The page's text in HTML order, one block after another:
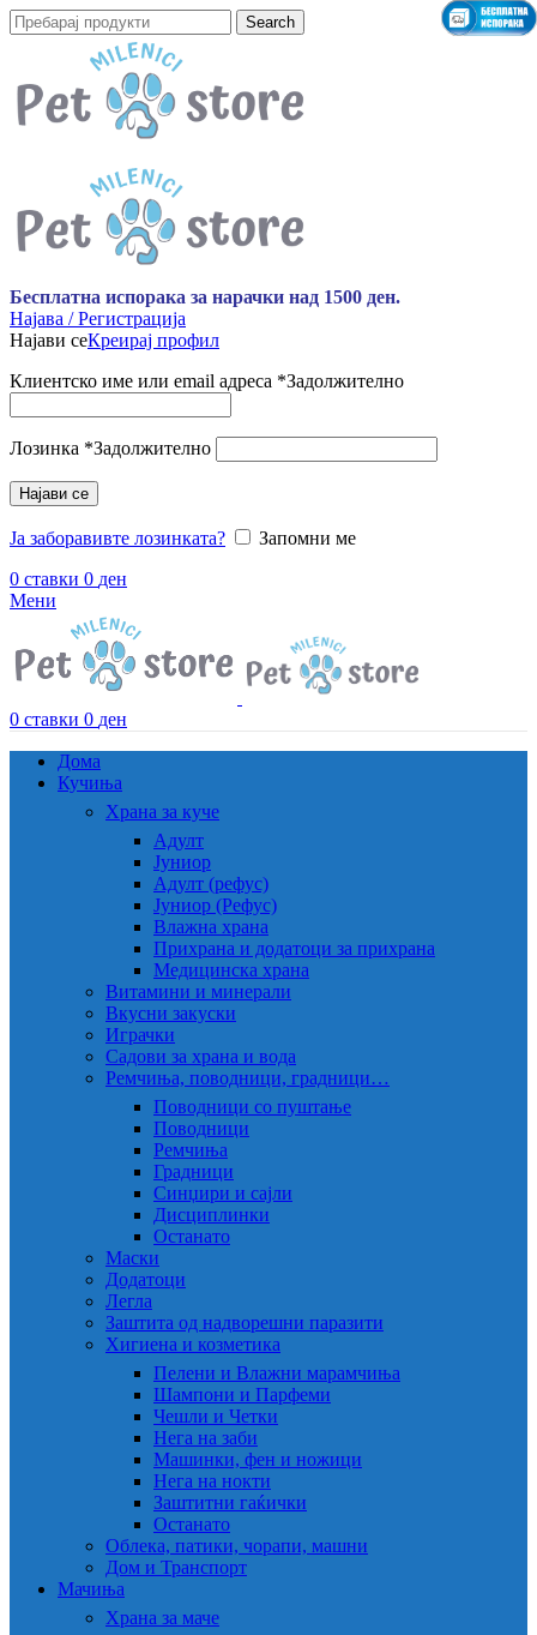
Search
Бесплатна испорака за нарачки над 1500 ден.
Најава / Регистрација
Најави сеКреирај профил
Клиентско име или email адреса *Задолжително
Лозинка *Задолжително
Најави се
Ја заборавивте лозинката?
Запомни ме
0 ставки 0 ден
Мени
0 ставки 0 ден
Дома
Кучиња
Храна за куче
Адулт
Јуниор
Адулт (рефус)
Јуниор (Рефус)
Влажна храна
Прихрана и додатоци за прихрана
Медицинска храна
Витамини и минерали
Вкусни закуски
Играчки
Садови за храна и вода
Ремчиња, поводници, градници…
Поводници со пуштање
Поводници
Ремчиња
Градници
Синџири и сајли
Дисциплинки
Останато
Маски
Додатоци
Легла
Заштита од надворешни паразити
Хигиена и козметика
Пелени и Влажни марамчиња
Шампони и Парфеми
Чешли и Четки
Нега на заби
Машинки, фен и ножици
Нега на нокти
Заштитни гаќички
Останато
Облека, патики, чорапи, машни
Дом и Транспорт
Мачиња
Храна за маче